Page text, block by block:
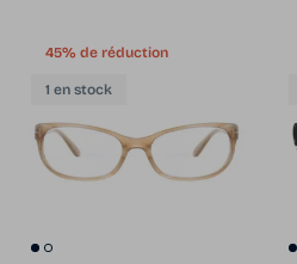
45% de réduction
1 en stock